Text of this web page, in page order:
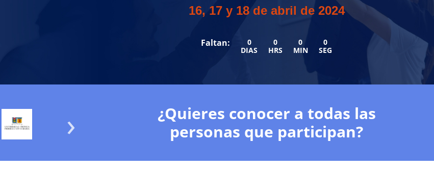
16, 17 y 18 de abril de 2024
Faltan:
0
DIAS
0
HRS
0
MIN
0
SEG
¿Quieres conocer a todas las
personas que participan?